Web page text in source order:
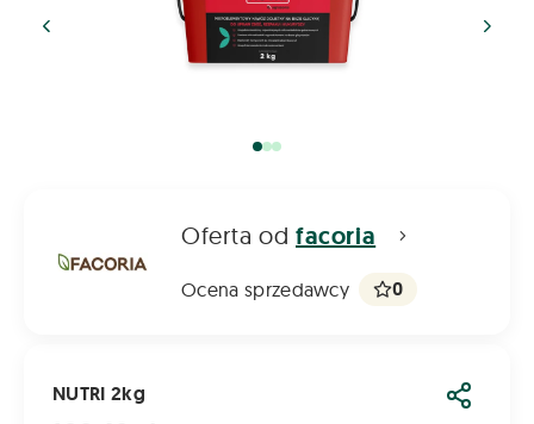
Oferta od facoria
Ocena sprzedawcy 0
NUTRI 2kg